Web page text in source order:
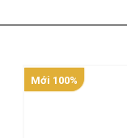
Mới 100%